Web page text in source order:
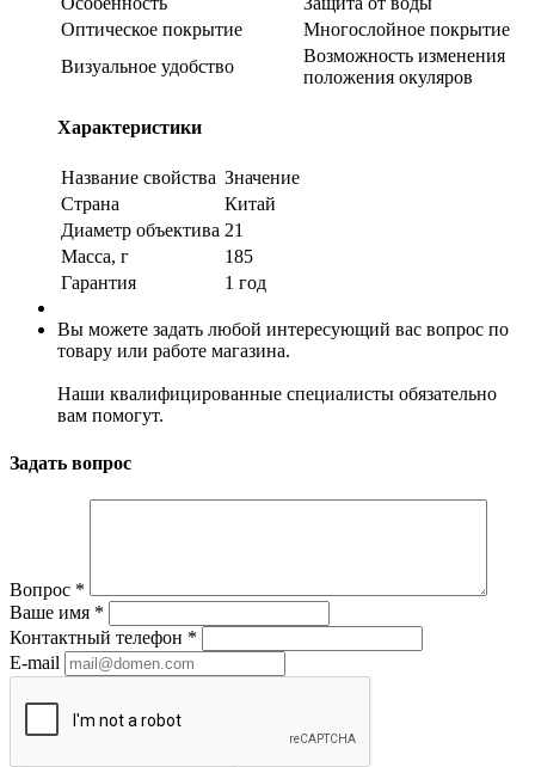
Оптическое покрытие
Многослойное покрытие
Визуальное удобство
Возможность изменения
положения окуляров
Характеристики
Название свойства Значение
Страна
Китай
Диаметр объектива 21
Масса, г
185
Гарантия
1 год
Вы можете задать любой интересующий вас вопрос по
товару или работе магазина.
Наши квалифицированные специалисты обязательно
вам помогут.
Задать вопрос
Вопрос *
Ваше имя *
Контактный телефон *
E-mail